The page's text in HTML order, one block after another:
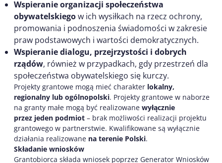
Wspieranie organizacji społeczeństwa
obywatelskiegow ich wysiłkach na rzecz ochrony,
promowania i podnoszenia świadomości w zakresie
praw podstawowych i wartości demokratycznych.
Wspieranie dialogu, przejrzystości i dobrych
rządów, również w przypadkach, gdy przestrzeń dla
społeczeństwa obywatelskiego się kurczy.
Projekty grantowe mogą mieć charakter lokalny,
regionalny lub ogólnopolski. Projekty grantowe w naborze
na granty małe mogą być realizowane wyłącznie
przez jeden podmiot – brak możliwości realizacji projektu
grantowego w partnerstwie. Kwalifikowane są wyłącznie
działania realizowane na terenie Polski.
Składanie wniosków
Grantobiorca składa wniosek poprzez Generator Wniosków